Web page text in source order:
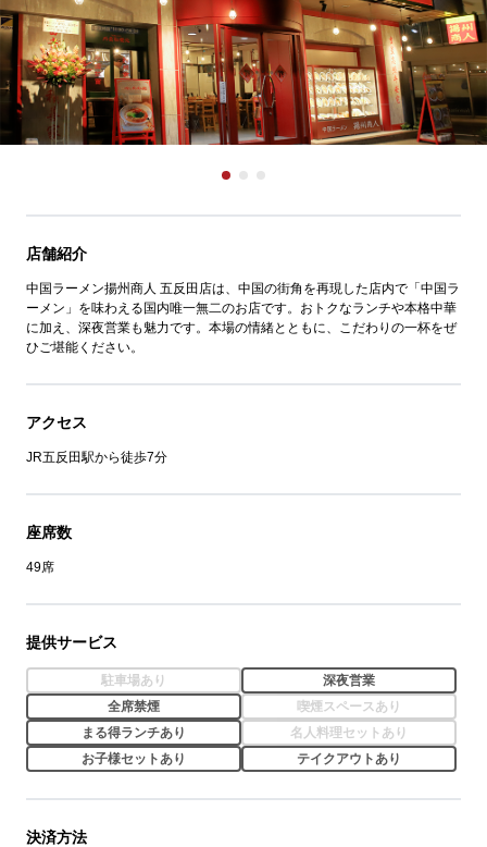
店舗紹介
中国ラーメン揚州商人 五反田店は、中国の街角を再現した店内で「中国ラ
ーメン」を味わえる国内唯一無二のお店です。おトクなランチや本格中華
に加え、深夜営業も魅力です。本場の情緒とともに、こだわりの一杯をぜ
ひご堪能ください。
アクセス
JR五反田駅から徒歩7分
座席数
49席
提供サービス
駐車場あり
深夜営業
全席禁煙
喫煙スペースあり
まる得ランチあり
名人料理セットあり
お子様セットあり
テイクアウトあり
決済方法